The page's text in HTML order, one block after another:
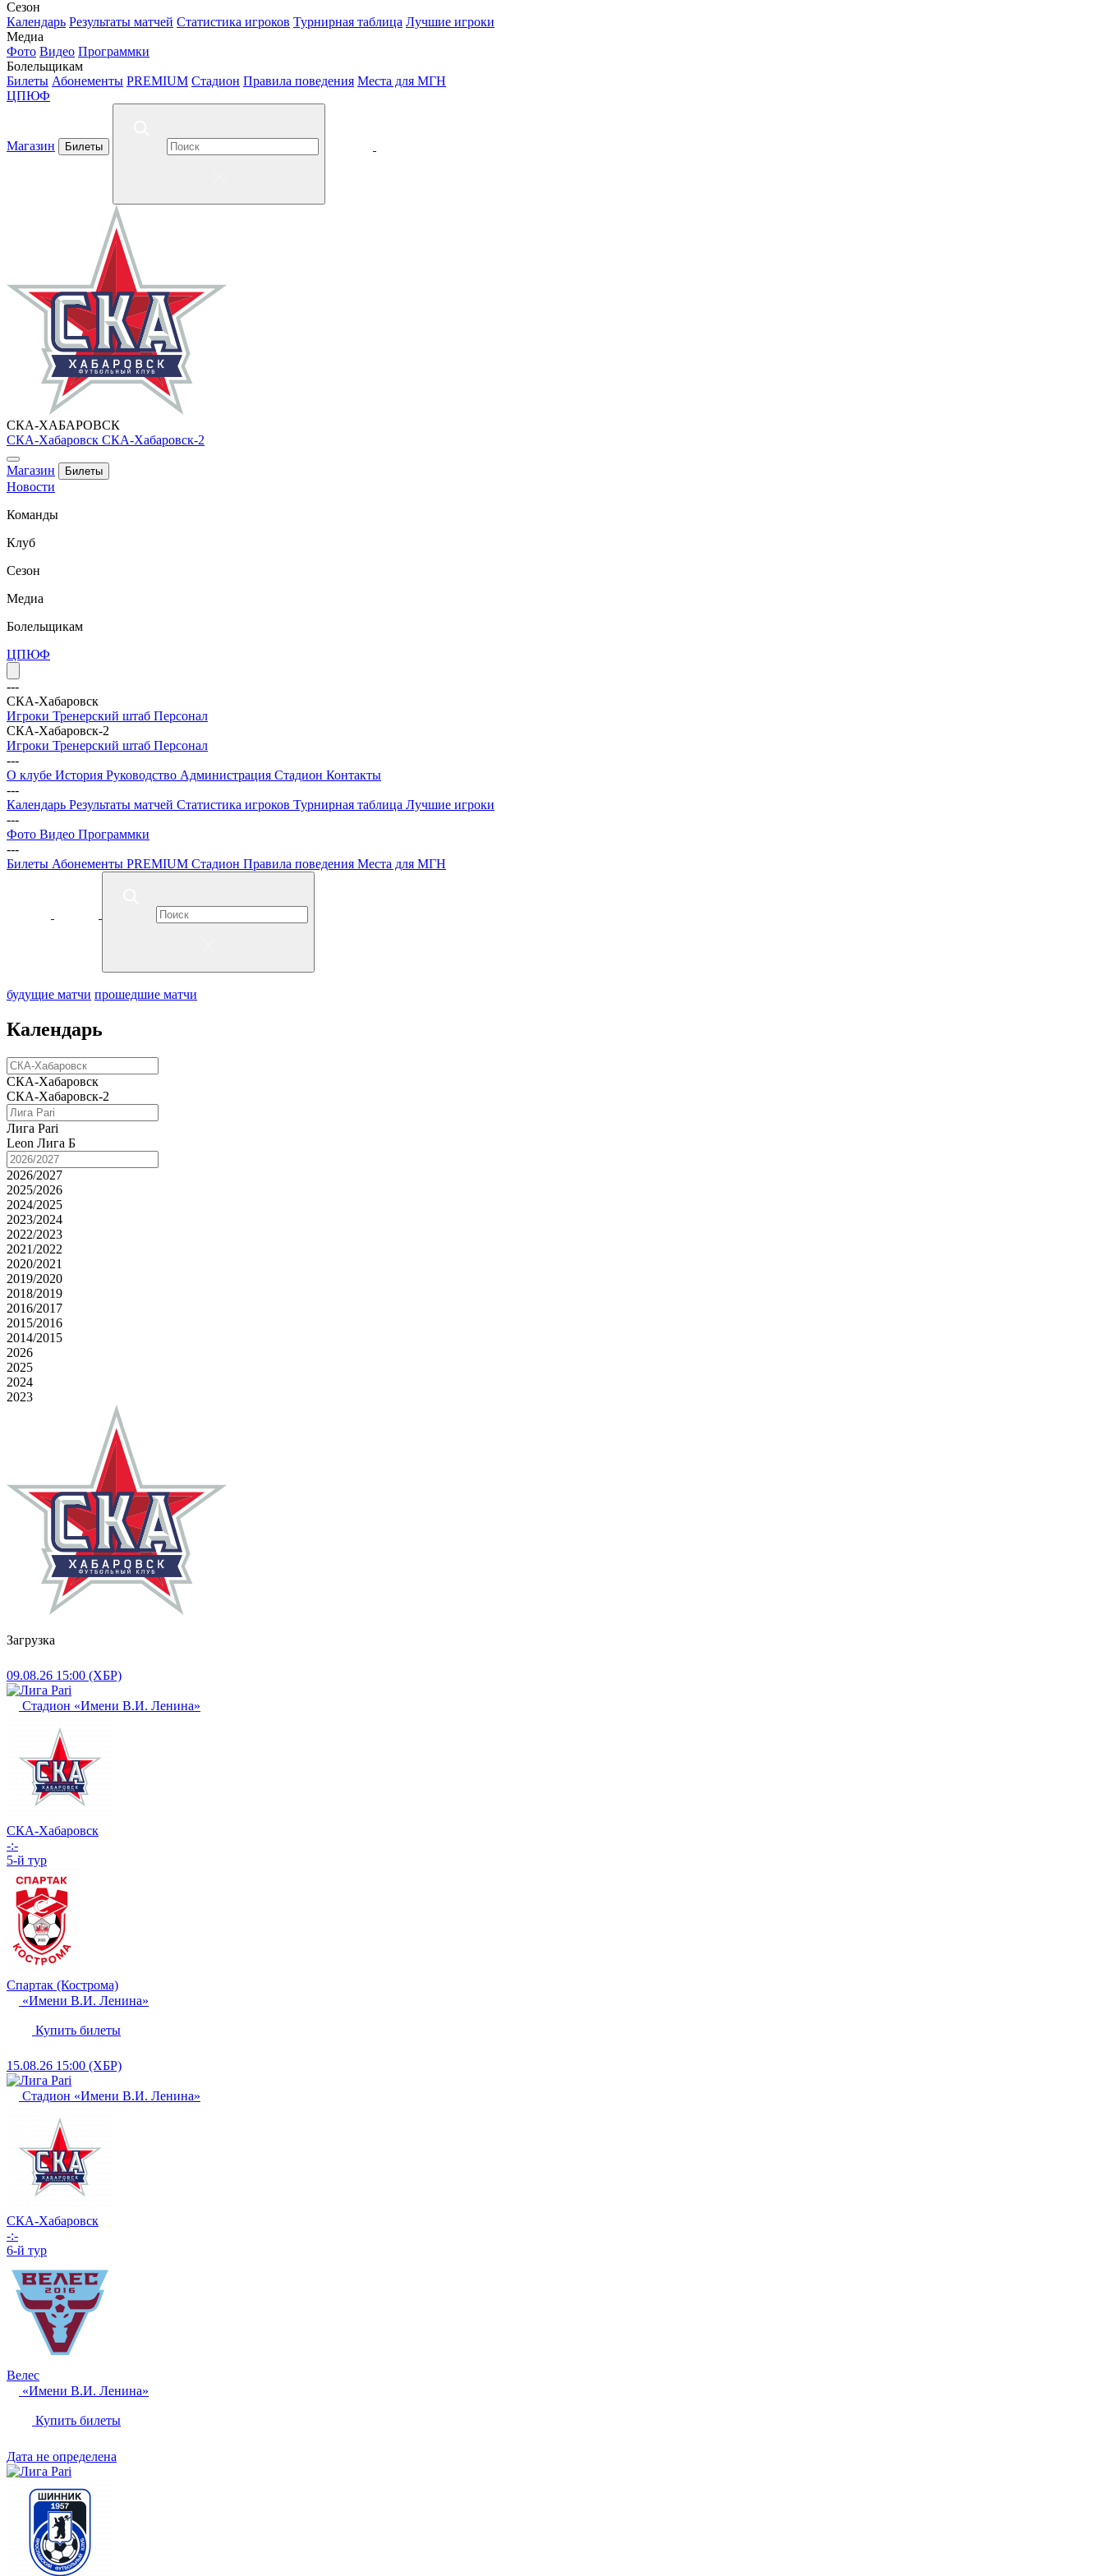
Сезон
Календарь Результаты матчей Статистика игроков Турнирная таблица Лучшие игроки
Медиа
Фото Видео Программки
Болельщикам
Билеты Абонементы PREMIUM Стадион Правила поведения Места для МГН
ЦПЮФ
Магазин Билеты
СКА-ХАБАРОВСК
СКА-Хабаровск СКА-Хабаровск-2
Магазин Билеты
Новости
Команды
Клуб
Сезон
Медиа
Болельщикам
ЦПЮФ
---
СКА-Хабаровск
Игроки Тренерский штаб Персонал
СКА-Хабаровск-2
Игроки Тренерский штаб Персонал
---
О клубе История Руководство Администрация Стадион Контакты
---
Календарь Результаты матчей Статистика игроков Турнирная таблица Лучшие игроки
---
Фото Видео Программки
---
Билеты Абонементы PREMIUM Стадион Правила поведения Места для МГН
будущие матчи прошедшие матчи
Календарь
СКА-Хабаровск
СКА-Хабаровск-2
Лига Pari
Leon Лига Б
2026/2027
2025/2026
2024/2025
2023/2024
2022/2023
2021/2022
2020/2021
2019/2020
2018/2019
2016/2017
2015/2016
2014/2015
2026
2025
2024
2023
Загрузка
09.08.26 15:00 (ХБР)
Стадион «Имени В.И. Ленина»
СКА-Хабаровск
-:-
5-й тур
Спартак (Кострома)
«Имени В.И. Ленина»
Купить билеты
15.08.26 15:00 (ХБР)
Стадион «Имени В.И. Ленина»
СКА-Хабаровск
-:-
6-й тур
Велес
«Имени В.И. Ленина»
Купить билеты
Дата не определена